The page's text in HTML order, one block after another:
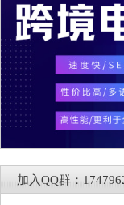
加入QQ群：